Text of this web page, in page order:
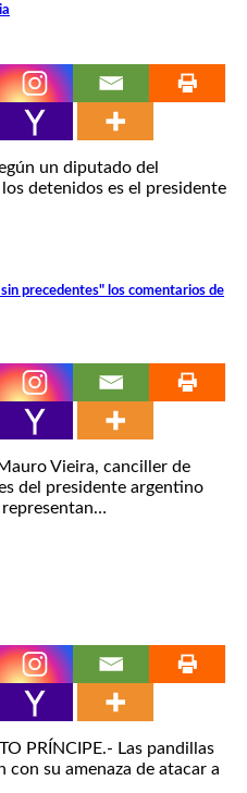
un diputado del
detenidos es el presidente
precedentes" los comentarios de
Vieira, canciller de
del presidente argentino
PRÍNCIPE.- Las pandillas
su amenaza de atacar a